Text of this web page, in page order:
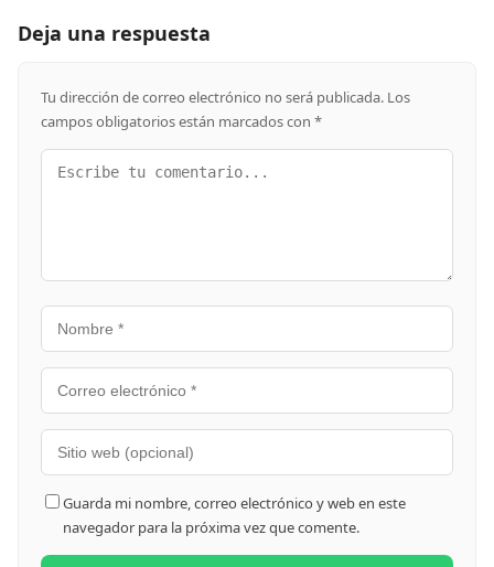
Deja una respuesta
Tu dirección de correo electrónico no será publicada. Los
campos obligatorios están marcados con *
Guarda mi nombre, correo electrónico y web en este
navegador para la próxima vez que comente.